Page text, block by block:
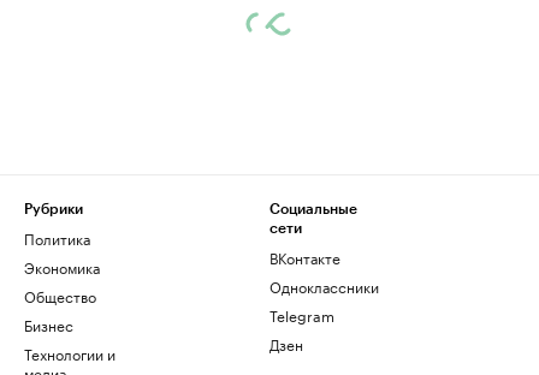
Рубрики
Политика
Экономика
Общество
Бизнес
Технологии и
Социальные
сети
ВКонтакте
Одноклассники
Telegram
Дзен